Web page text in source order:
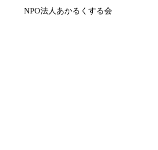
NPO法人あかるくする会